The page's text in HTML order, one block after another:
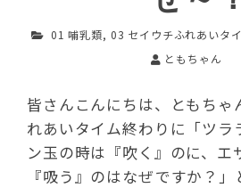
01 哺乳類, 03 セイウチふれあいタ
ともちゃん
皆さんこんにちは、ともち
れあいタイム終わりに「ツラ
ン玉の時は『吹く』のに、エ
『吸う』のはなぜですか？